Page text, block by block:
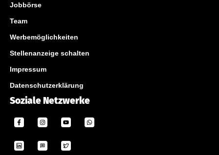
Jobbörse
Team
Werbemöglichkeiten
Stellenanzeige schalten
Impressum
Datenschutzerklärung
Soziale Netzwerke